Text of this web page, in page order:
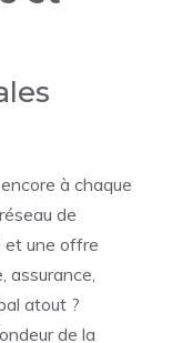
à chaque
de
et une offre
assurance,
atout ?
de la